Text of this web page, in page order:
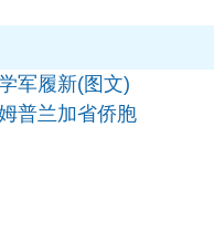
军履新(图文)
普兰加省侨胞